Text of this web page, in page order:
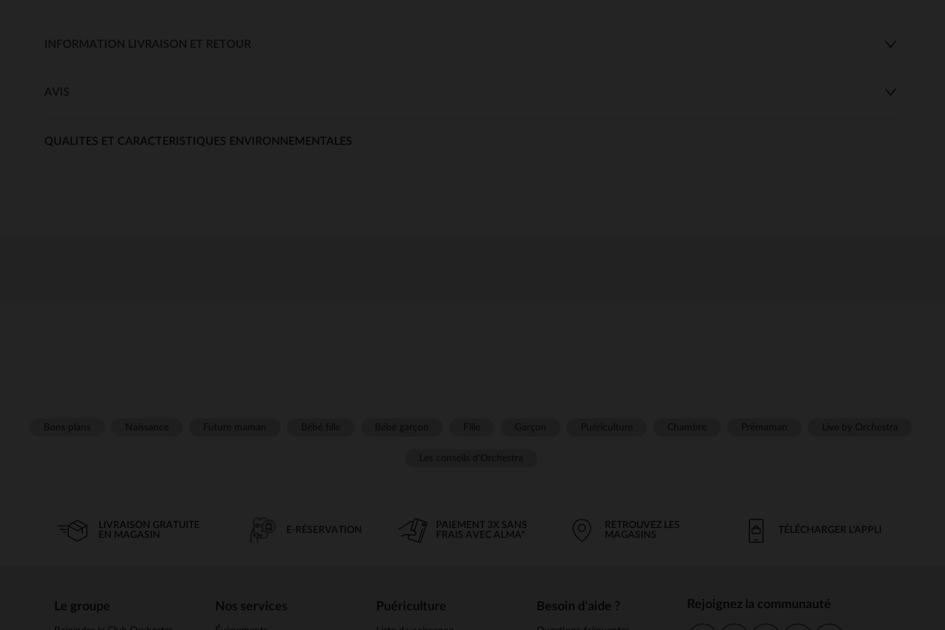
INFORMATION LIVRAISON ET RETOUR
AVIS
QUALITES ET CARACTERISTIQUES ENVIRONNEMENTALES
LIVRAISON GRATUITE
EN MAGASIN
E-RÉSERVATION
PAIEMENT 3X SANS
FRAIS AVEC ALMA*
RETROUVEZ LES
MAGASINS
TÉLÉCHARGER L'APPLI
Le groupe Nos services Puériculture Besoin d'aide ? Rejoignez la communauté